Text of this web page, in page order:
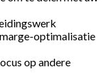
optimalisatie
op andere